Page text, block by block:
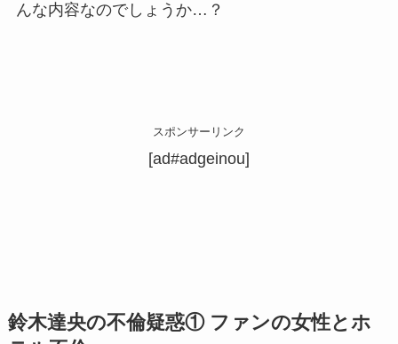
んな内容なのでしょうか…？
スポンサーリンク
[ad#adgeinou]
鈴木達央の不倫疑惑① ファンの女性とホ